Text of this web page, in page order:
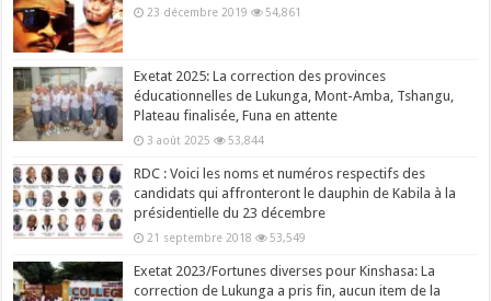
23 décembre 2019 54,861
Exetat 2025: La correction des provinces
éducationnelles de Lukunga, Mont-Amba, Tshangu,
Plateau finalisée, Funa en attente
3 août 2025 53,844
RDC : Voici les noms et numéros respectifs des
candidats qui affronteront le dauphin de Kabila à la
présidentielle du 23 décembre
21 septembre 2018 53,549
Exetat 2023/Fortunes diverses pour Kinshasa: La
correction de Lukunga a pris fin, aucun item de la